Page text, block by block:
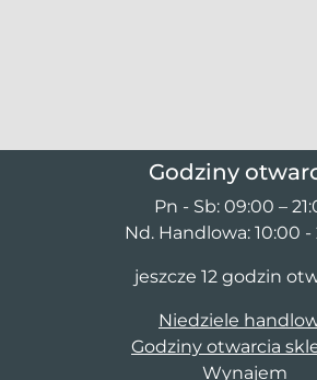
Godziny
Pn - Sb: 09:00 –
Nd. Handlowa: 10:00 -
jeszcze 12 godzin
Niedziele
Godziny otwarcia
Wynajem